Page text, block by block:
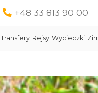
+48 33 813 90 00
Transfery Rejsy Wycieczki